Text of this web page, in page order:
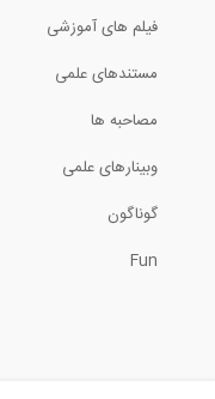
30:45
17:49
فیلم های آموزشی
مستندهای علمی
مصاحبه ها
وبینارهای علمی
گوناگون
Fun